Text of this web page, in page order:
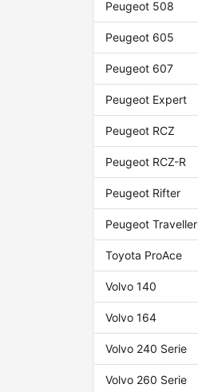
Peugeot 508
Peugeot 605
Peugeot 607
Peugeot Expert
Peugeot RCZ
Peugeot RCZ-R
Peugeot Rifter
Peugeot Traveller
Toyota ProAce
Volvo 140
Volvo 164
Volvo 240 Serie
Volvo 260 Serie